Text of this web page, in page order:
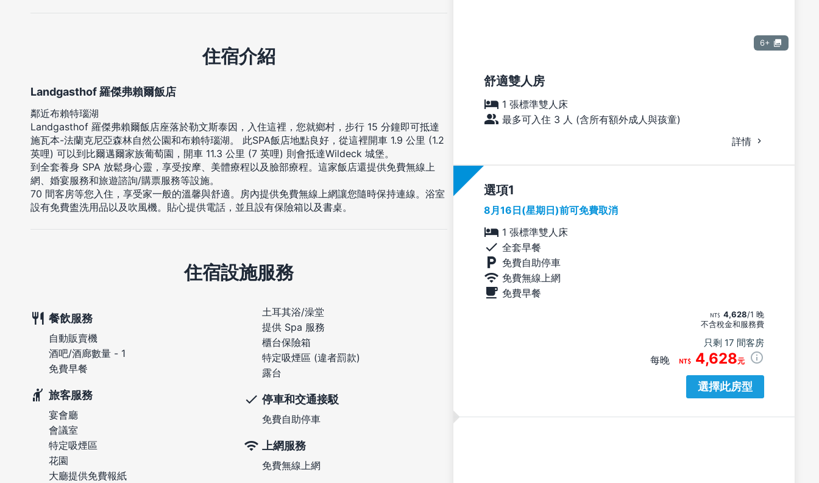
6+
舒適雙人房
1 張標準雙人床
最多可入住 3 人 (含所有額外成人與孩童)
詳情
選項
8月16日(星期日)前可免費取消
1 張標準雙人床
全套早餐
免費自助停車
免費無線上網
免費早餐
4,628/1 晚
不含稅金和服務費
只剩 17 間客房
每晚 4,628元
選擇此房型
住宿介紹
Landgasthof 羅傑弗賴爾飯店
鄰近布賴特瑙湖
Landgasthof 羅傑弗賴爾飯店座落於勒文斯泰因，入住這裡，您就鄉村，步行 15 分鐘即可抵達
施瓦本-法蘭克尼亞森林自然公園和布賴特瑙湖。 此SPA飯店地點良好，從這裡開車 1.9 公里 (1.2
英哩) 可以到比爾邁爾家族葡萄園，開車 11.3 公里 (7 英哩) 則會抵達Wildeck 城堡。
到全套養身 SPA 放鬆身心靈，享受按摩、美體療程以及臉部療程。這家飯店還提供免費無線上
網、婚宴服務和旅遊諮詢/購票服務等設施。
70 間客房等您入住，享受家一般的溫馨與舒適。房內提供免費無線上網讓您隨時保持連線。浴室
設有免費盥洗用品以及吹風機。貼心提供電話，並且設有保險箱以及書桌。
住宿設施服務
餐飲服務
自動販賣機
酒吧/酒廊數量 - 1
免費早餐
旅客服務
宴會廳
會議室
特定吸煙區
花園
大廳提供免費報紙
土耳其浴/澡堂
提供 Spa 服務
櫃台保險箱
特定吸煙區 (違者罰款)
露台
停車和交通接駁
免費自助停車
上網服務
免費無線上網